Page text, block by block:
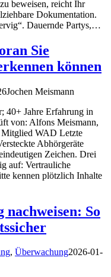
beweisen, reicht Ihr
Dokumentation.
Dauernde Partys,…
Sie
können
Jochen Meismann
40+ Jahre Erfahrung in
von: Alfons Meismann,
Mitglied WAD Letzte
Abhörgeräte
Zeichen. Drei
auf: Vertrauliche
kennen plötzlich Inhalte
So
, Überwachung2026-01-